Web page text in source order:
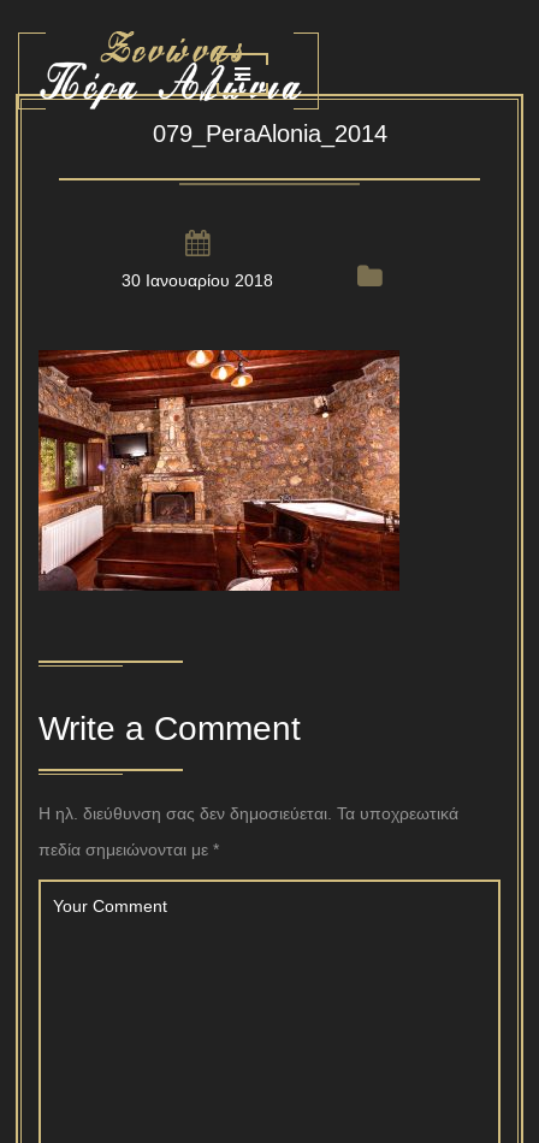
079_PeraAlonia_2014
30 Ιανουαρίου 2018
Write a Comment
Η ηλ. διεύθυνση σας δεν δημοσιεύεται. Τα υποχρεωτικά
πεδία σημειώνονται με *